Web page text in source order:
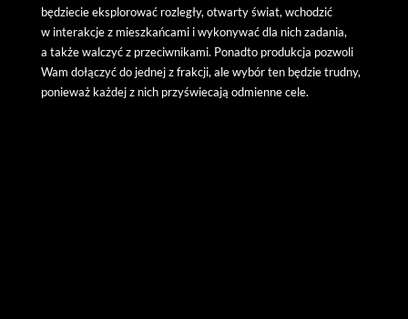
będziecie eksplorować rozległy, otwarty świat, wchodzić
w interakcje z mieszkańcami i wykonywać dla nich zadania,
a także walczyć z przeciwnikami. Ponadto produkcja pozwoli
Wam dołączyć do jednej z frakcji, ale wybór ten będzie trudny,
ponieważ każdej z nich przyświecają odmienne cele.